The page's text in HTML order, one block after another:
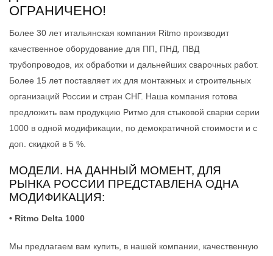
ОГРАНИЧЕНО!
Более 30 лет итальянская компания Ritmo производит
качественное оборудование для ПП, ПНД, ПВД
трубопроводов, их обработки и дальнейших сварочных работ.
Более 15 лет поставляет их для монтажных и строительных
организаций России и стран СНГ. Наша компания готова
предложить вам продукцию Ритмо для стыковой сварки серии
1000 в одной модификации, по демократичной стоимости и с
доп. скидкой в 5 %.
МОДЕЛИ. НА ДАННЫЙ МОМЕНТ, ДЛЯ
РЫНКА РОССИИ ПРЕДСТАВЛЕНА ОДНА
МОДИФИКАЦИЯ:
• Ritmo Delta 1000
Мы предлагаем вам купить, в нашей компании, качественную